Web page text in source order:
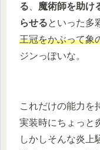
る
魔術師を助け
らせるといった多
王冠をかぶって象
ジンっぽいな。
これだけの能力を
実装時にちょっと
しかしそんな炎上